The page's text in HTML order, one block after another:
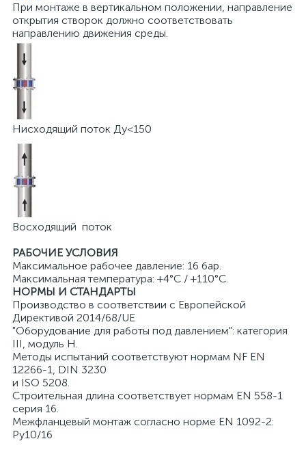
При монтаже в вертикальном положении, направление
открытия створок должно соответствовать
направлению движения среды.
Нисходящий поток Ду<150
Восходящий поток
РАБОЧИЕ УСЛОВИЯ
Максимальное рабочее давление: 16 бар.
Максимальная температура: +4°C / +110°C.
НОРМЫ И СТАНДАРТЫ
Производство в соответствии с Европейской
Директивой 2014/68/UE
"Оборудование для работы под давлением": категория
III, модуль Н.
Методы испытаний соответствуют нормам NF EN
12266-1, DIN 3230
и ISO 5208.
Строительная длина соответствует нормам EN 558-1
серия 16.
Межфланцевый монтаж согласно норме EN 1092-2:
Ру10/16